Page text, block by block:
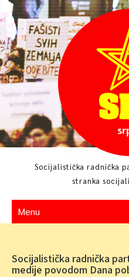
Skip
to
content
Socijalistička radnička
stranka
Menu
Socijalistička radnička
medije povodom Dana